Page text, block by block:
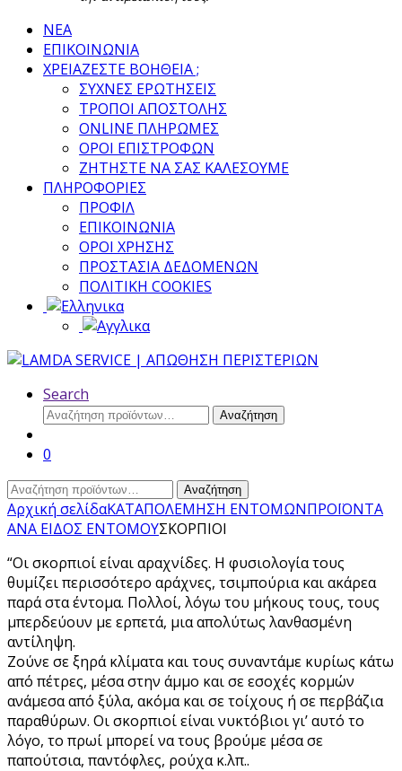
ΝΕΑ
ΕΠΙΚΟΙΝΩΝΙΑ
ΧΡΕΙΑΖΕΣΤΕ ΒΟΗΘΕΙΑ ;
ΣΥΧΝΕΣ ΕΡΩΤΗΣΕΙΣ
ΤΡΟΠΟΙ ΑΠΟΣΤΟΛΗΣ
ONLINE ΠΛΗΡΩΜΕΣ
ΟΡΟΙ ΕΠΙΣΤΡΟΦΩΝ
ΖΗΤΗΣΤΕ ΝΑ ΣΑΣ ΚΑΛΕΣΟΥΜΕ
ΠΛΗΡΟΦΟΡΙΕΣ
ΠΡΟΦΙΛ
ΕΠΙΚΟΙΝΩΝΙΑ
ΟΡΟΙ ΧΡΗΣΗΣ
ΠΡΟΣΤΑΣΙΑ ΔΕΔΟΜΕΝΩΝ
ΠΟΛΙΤΙΚΗ COOKIES
Search
Αναζήτηση
Αναζήτηση
0
Αναζήτηση
για:
Αναζήτηση
Αρχική σελίδαΚΑΤΑΠΟΛΕΜΗΣΗ ΕΝΤΟΜΩΝΠΡΟΪΟΝΤΑ
ΑΝΑ ΕΙΔΟΣ ΕΝΤΟΜΟΥΣΚΟΡΠΙΟΙ
“Οι σκορπιοί είναι αραχνίδες. Η φυσιολογία τους
θυμίζει περισσότερο αράχνες, τσιμπούρια και ακάρεα
παρά στα έντομα. Πολλοί, λόγω του μήκους τους, τους
μπερδεύουν με ερπετά, μια απολύτως λανθασμένη
αντίληψη.
Ζούνε σε ξηρά κλίματα και τους συναντάμε κυρίως κάτω
από πέτρες, μέσα στην άμμο και σε εσοχές κορμών
ανάμεσα από ξύλα, ακόμα και σε τοίχους ή σε περβάζια
παραθύρων. Οι σκορπιοί είναι νυκτόβιοι γι’ αυτό το
λόγο, το πρωί μπορεί να τους βρούμε μέσα σε
παπούτσια, παντόφλες, ρούχα κ.λπ..